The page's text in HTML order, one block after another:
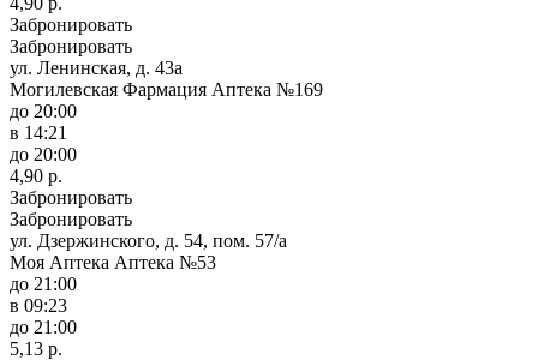
Забронировать
Забронировать
ул. Ленинская, д. 43а
Могилевская Фармация Аптека №169
до 20:00
в 14:21
до 20:00
4,90 р.
Забронировать
Забронировать
ул. Дзержинского, д. 54, пом. 57/а
Моя Аптека Аптека №53
до 21:00
в 09:23
до 21:00
5,13 р.